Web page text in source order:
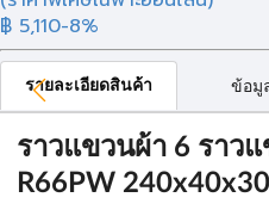
฿ 5,110-8%
รายละเอียดสินค้า ข้อมู
ราวแขวนผ้า 6 ราว
R66PW